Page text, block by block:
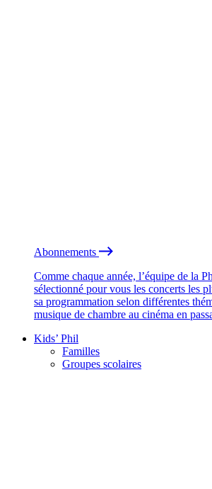
Abonnements
Comme chaque année, l’équipe de la
sélectionné pour vous les concerts les
sa programmation selon différentes
musique de chambre au cinéma en
Kids’ Phil
Familles
Groupes scolaires